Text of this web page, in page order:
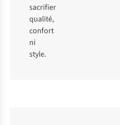
sacrifier
qualité,
confort
ni
style.